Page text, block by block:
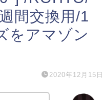
間交換用/1
をアマゾン
2020年12月15日